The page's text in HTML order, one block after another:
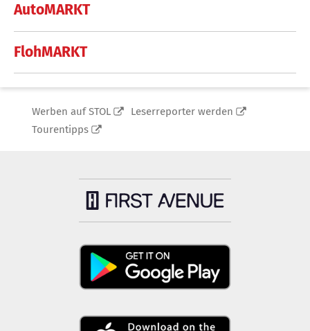
AutoMARKT
FlohMARKT
Werben auf STOL
Leserreporter werden
Tourentipps